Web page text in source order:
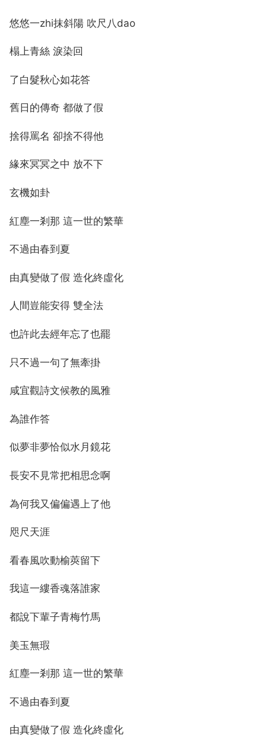
悠悠一zhi抹斜陽 吹尺八dao
榻上青絲 淚染回
了白髮秋心如花答
舊日的傳奇 都做了假
捨得罵名 卻捨不得他
緣來冥冥之中 放不下
玄機如卦
紅塵一剎那 這一世的繁華
不過由春到夏
由真變做了假 造化終虛化
人間豈能安得 雙全法
也許此去經年忘了也罷
只不過一句了無牽掛
咸宜觀詩文候教的風雅
為誰作答
似夢非夢恰似水月鏡花
長安不見常把相思念啊
為何我又偏偏遇上了他
咫尺天涯
看春風吹動榆莢留下
我這一縷香魂落誰家
都說下輩子青梅竹馬
美玉無瑕
紅塵一剎那 這一世的繁華
不過由春到夏
由真變做了假 造化終虛化